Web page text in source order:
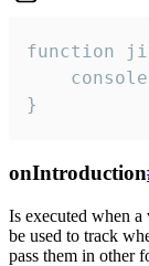
function
}
onIntroduction
Is executed when
be used to track
pass them in other